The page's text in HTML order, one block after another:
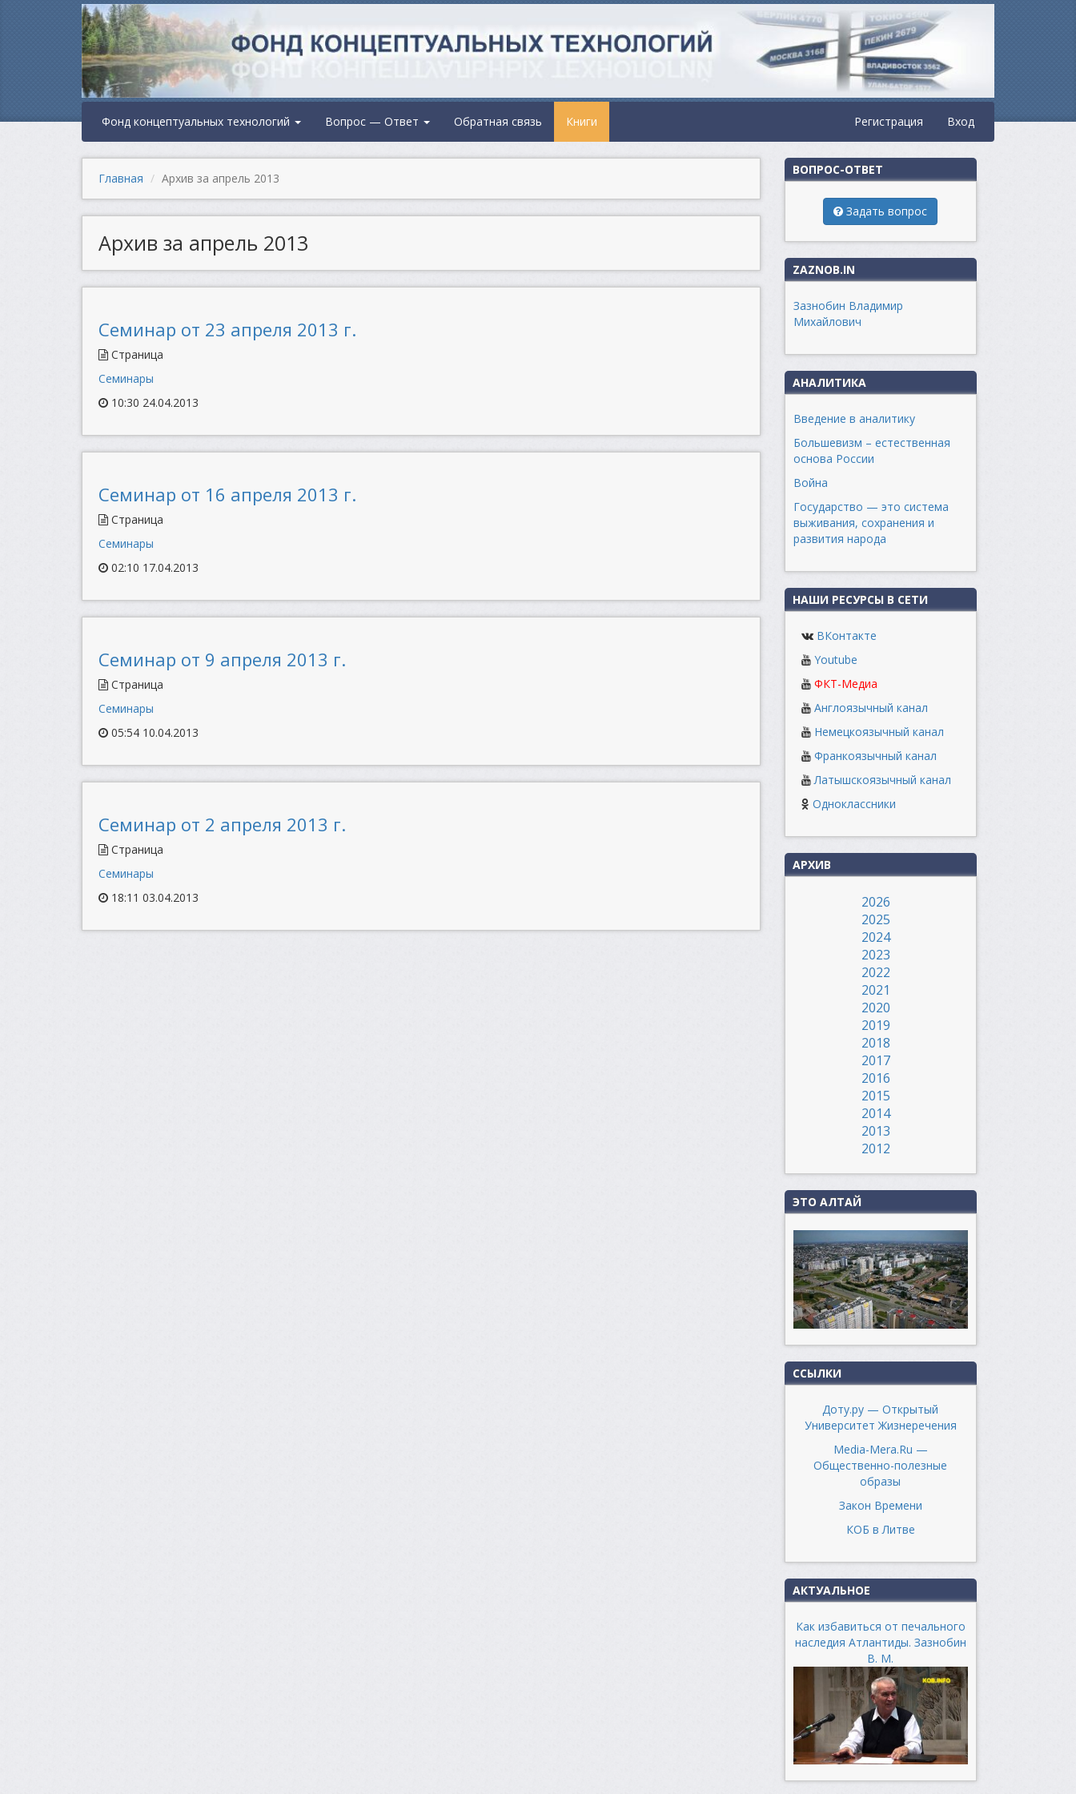
Фонд концептуальных технологий Вопрос — Ответ Обратная связь Книги Регистрация Вход
Главная Архив за апрель 2013
Архив за апрель 2013
Семинар от 23 апреля 2013 г.
Страница
Семинары
10:30 24.04.2013
Семинар от 16 апреля 2013 г.
Страница
Семинары
02:10 17.04.2013
Семинар от 9 апреля 2013 г.
Страница
Семинары
05:54 10.04.2013
Семинар от 2 апреля 2013 г.
Страница
Семинары
18:11 03.04.2013
ВОПРОС-ОТВЕТ
Задать вопрос
ZAZNOB.IN
Зазнобин Владимир
Михайлович
АНАЛИТИКА
Введение в аналитику
Большевизм – естественная
основа России
Война
Государство — это система
выживания, сохранения и
развития народа
НАШИ РЕСУРСЫ В СЕТИ
ВКонтакте
Youtube
ФКТ-Медиа
Англоязычный канал
Немецкоязычный канал
Франкоязычный канал
Латышскоязычный канал
Одноклассники
АРХИВ
2026
2025
2024
2023
2022
2021
2020
2019
2018
2017
2016
2015
2014
2013
2012
ЭТО АЛТАЙ
ССЫЛКИ
Доту.ру — Открытый
Университет Жизнеречения
Media-Mera.Ru —
Общественно-полезные
образы
Закон Времени
КОБ в Литве
АКТУАЛЬНОЕ
Как избавиться от печального
наследия Атлантиды. Зазнобин
В. М.